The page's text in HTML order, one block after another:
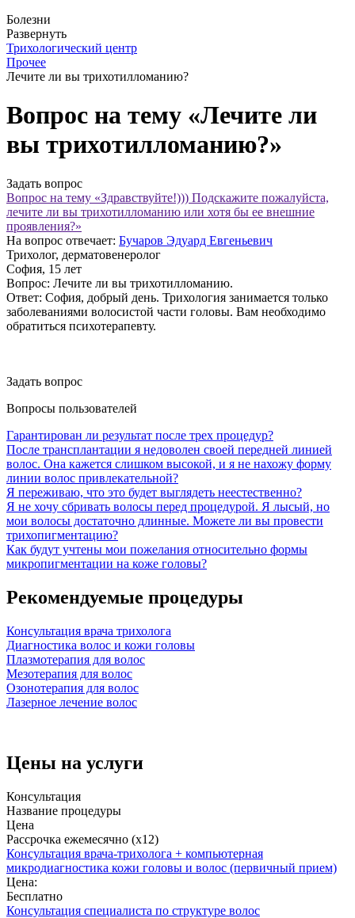
Болезни
Развернуть
Трихологический центр
Прочее
Лечите ли вы трихотилломанию?
Вопрос на тему «Лечите ли
вы трихотилломанию?»
Задать вопрос
Вопрос на тему «Здравствуйте!))) Подскажите пожалуйста,
лечите ли вы трихотилломанию или хотя бы ее внешние
проявления?»
На вопрос отвечает: Бучаров Эдуард Евгеньевич
Трихолог, дерматовенеролог
София, 15 лет
Вопрос: Лечите ли вы трихотилломанию.
Ответ: София, добрый день. Трихология занимается только
заболеваниями волосистой части головы. Вам необходимо
обратиться психотерапевту.
Задать вопрос
Вопросы пользователей
Гарантирован ли результат после трех процедур?
После трансплантации я недоволен своей передней линией
волос. Она кажется слишком высокой, и я не нахожу форму
линии волос привлекательной?
Я переживаю, что это будет выглядеть неестественно?
Я не хочу сбривать волосы перед процедурой. Я лысый, но
мои волосы достаточно длинные. Можете ли вы провести
трихопигментацию?
Как будут учтены мои пожелания относительно формы
микропигментации на коже головы?
Рекомендуемые процедуры
Консультация врача трихолога
Диагностика волос и кожи головы
Плазмотерапия для волос
Мезотерапия для волос
Озонотерапия для волос
Лазерное лечение волос
Цены на услуги
Консультация
Название процедуры
Цена
Рассрочка ежемесячно (x12)
Консультация врача-трихолога + компьютерная
микродиагностика кожи головы и волос (первичный прием)
Цена:
Бесплатно
Консультация специалиста по структуре волос